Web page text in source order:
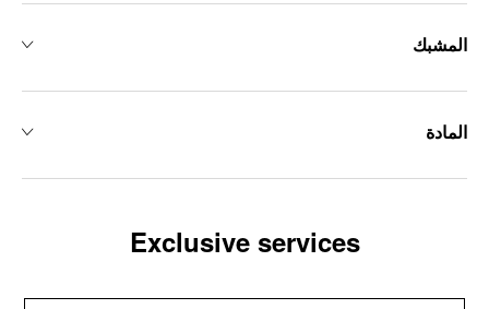
المشبك
المادة
Exclusive services